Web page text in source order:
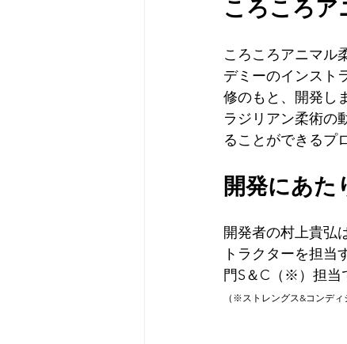
ころころア
ころころアニマル
デミーのインスト
修のもと、開発し
ラジリアン柔術の
ることができるプ
開発にあた
開発者の村上貴弘
トラクターを担当
門S＆C（※）担当
（※ストレングス&コンデ